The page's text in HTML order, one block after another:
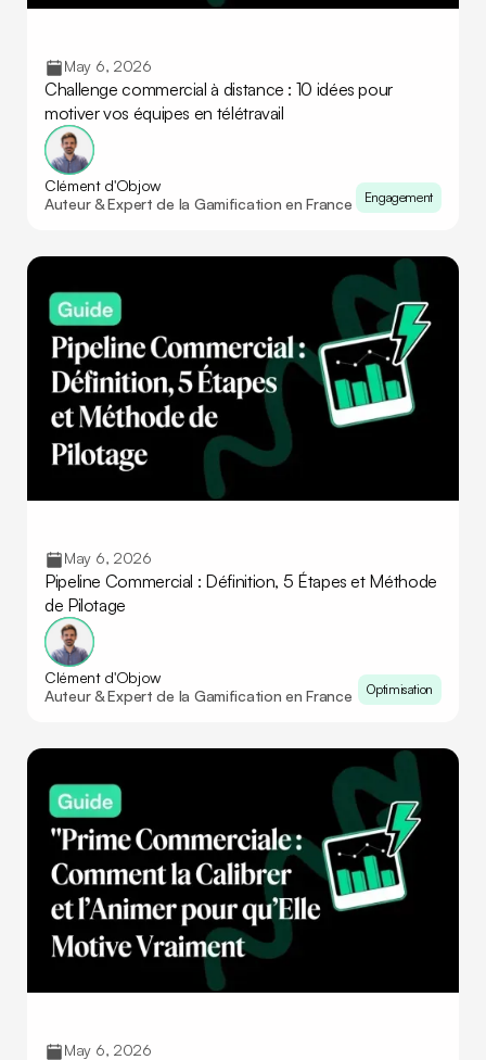
Challenge commercial à distance : 10 idées pour
motiver vos équipes en télétravail
May 6, 2026
Clément d'Objow
Auteur & Expert de la Gamification en France
Engagement
Pipeline Commercial : Définition, 5 Étapes et Méthode
de Pilotage
May 6, 2026
Clément d'Objow
Auteur & Expert de la Gamification en France
Optimisation
May 6, 2026